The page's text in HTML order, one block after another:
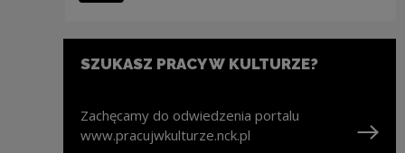
SZUKASZ PRACY W KULTURZE?
Zachęcamy do odwiedzenia portalu
www.pracujwkulturze.nck.pl